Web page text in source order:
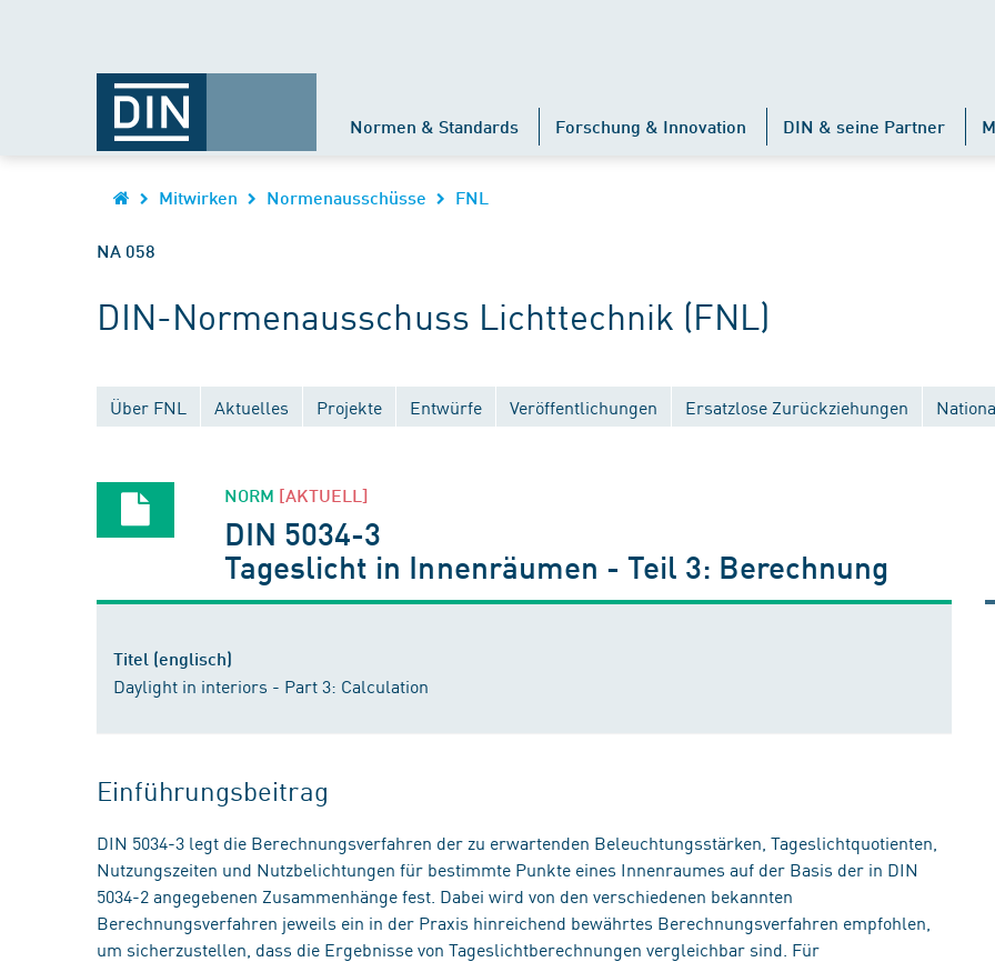
Normen & Standards Forschung & Innovation DIN & seine Partner
Mitwirken Normenausschüsse FNL
NA 058
DIN-Normenausschuss Lichttechnik (FNL)
Über FNL Aktuelles Projekte Entwürfe Veröffentlichungen Ersatzlose Zurückziehungen
NORM [AKTUELL]
DIN 5034-3
Tageslicht in Innenräumen - Teil 3: Berechnung
Titel (englisch)
Daylight in interiors - Part 3: Calculation
Einführungsbeitrag
DIN 5034-3 legt die Berechnungsverfahren der zu erwartenden Beleuchtungsstärken, Tageslichtquotienten,
Nutzungszeiten und Nutzbelichtungen für bestimmte Punkte eines Innenraumes auf der Basis der in DIN
5034-2 angegebenen Zusammenhänge fest. Dabei wird von den verschiedenen bekannten
Berechnungsverfahren jeweils ein in der Praxis hinreichend bewährtes Berechnungsverfahren empfohlen,
um sicherzustellen, dass die Ergebnisse von Tageslichtberechnungen vergleichbar sind. Für